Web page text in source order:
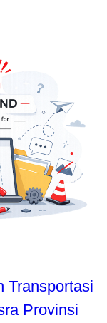
Transportasi
Provinsi